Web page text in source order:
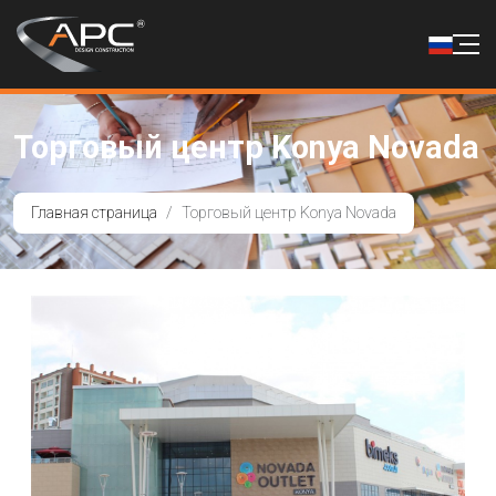
Торговый центр Konya Novada
Главная страница Торговый центр Konya Novada